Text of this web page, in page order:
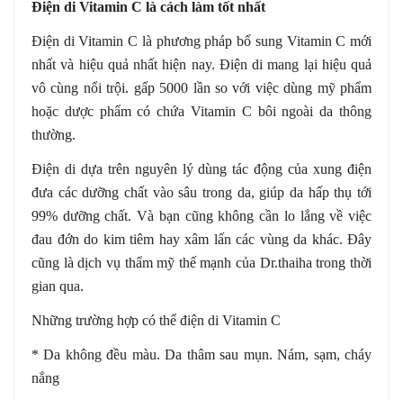
Điện di Vitamin C là cách làm tốt nhất
Điện di Vitamin C là phương pháp bổ sung Vitamin C mới
nhất và hiệu quả nhất hiện nay. Điện di mang lại hiệu quả
vô cùng nổi trội. gấp 5000 lần so với việc dùng mỹ phẩm
hoặc dược phẩm có chứa Vitamin C bôi ngoài da thông
thường.
Điện di dựa trên nguyên lý dùng tác động của xung điện
đưa các dưỡng chất vào sâu trong da, giúp da hấp thụ tới
99% dưỡng chất. Và bạn cũng không cần lo lắng về việc
đau đớn do kim tiêm hay xâm lấn các vùng da khác. Đây
cũng là dịch vụ thẩm mỹ thế mạnh của Dr.thaiha trong thời
gian qua.
Những trường hợp có thể điện di Vitamin C
* Da không đều màu. Da thâm sau mụn. Nám, sạm, cháy
nắng